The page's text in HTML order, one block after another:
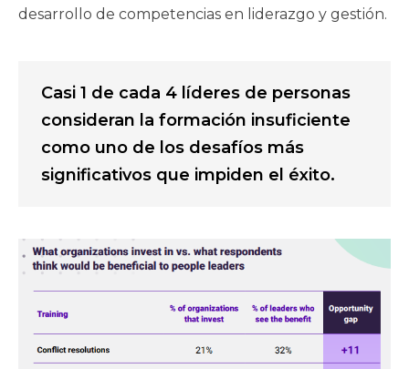
desarrollo de competencias en liderazgo y gestión.
Casi 1 de cada 4 líderes de personas
consideran la formación insuficiente
como uno de los desafíos más
significativos que impiden el éxito.